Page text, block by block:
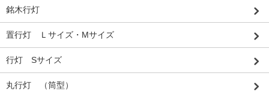
銘木行灯
置行灯 Ｌサイズ・Mサイズ
行灯 Sサイズ
丸行灯 （筒型）